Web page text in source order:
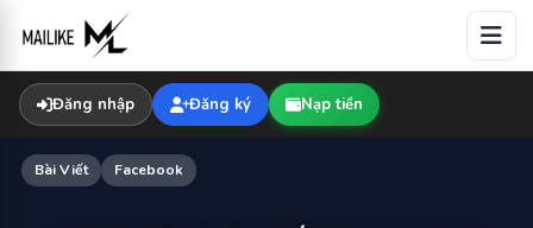
content
Đăng nhập Đăng ký Nạp tiền
Bài Viết Facebook